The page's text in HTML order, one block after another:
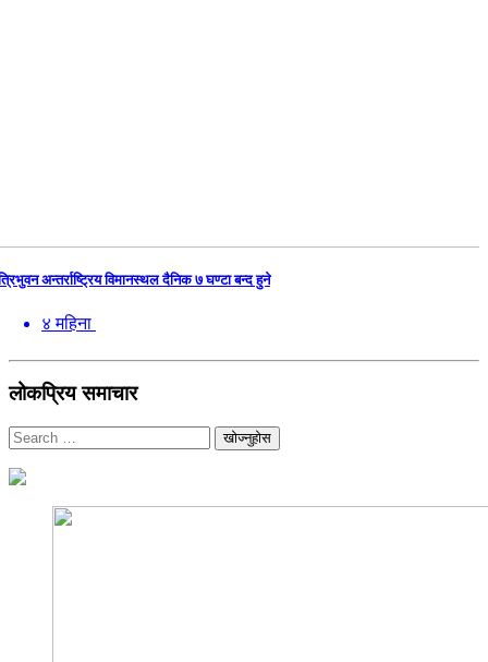
अन्तर्राष्ट्रिय विमानस्थल दैनिक ७ घण्टा बन्द हुने
४ महिना
लोकप्रिय समाचार
खोज्नुहोस